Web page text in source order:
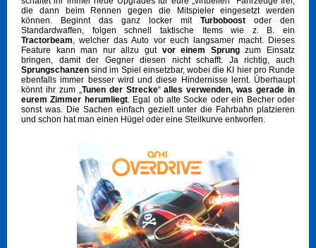
die dann beim Rennen gegen die Mitspieler eingesetzt werden
können. Beginnt das ganz locker mit Turboboost oder den
Standardwaffen, folgen schnell taktische Items wie z. B. ein
Tractorbeam, welcher das Auto vor euch langsamer macht. Dieses
Feature kann man nur allzu gut vor einem Sprungzum Einsatz
bringen, damit der Gegner diesen nicht schafft. Ja richtig, auch
Sprungschanzen sind im Spiel einsetzbar, wobei die KI hier pro Runde
ebenfalls immer besser wird und diese Hindernisse lernt. Überhaupt
könnt ihr zum „Tunen der Strecke“alles verwenden, was gerade in
eurem Zimmer herumliegt. Egal ob alte Socke oder ein Becher oder
sonst was. Die Sachen einfach gezielt unter die Fahrbahn platzieren
und schon hat man einen Hügel oder eine Steilkurve entworfen.